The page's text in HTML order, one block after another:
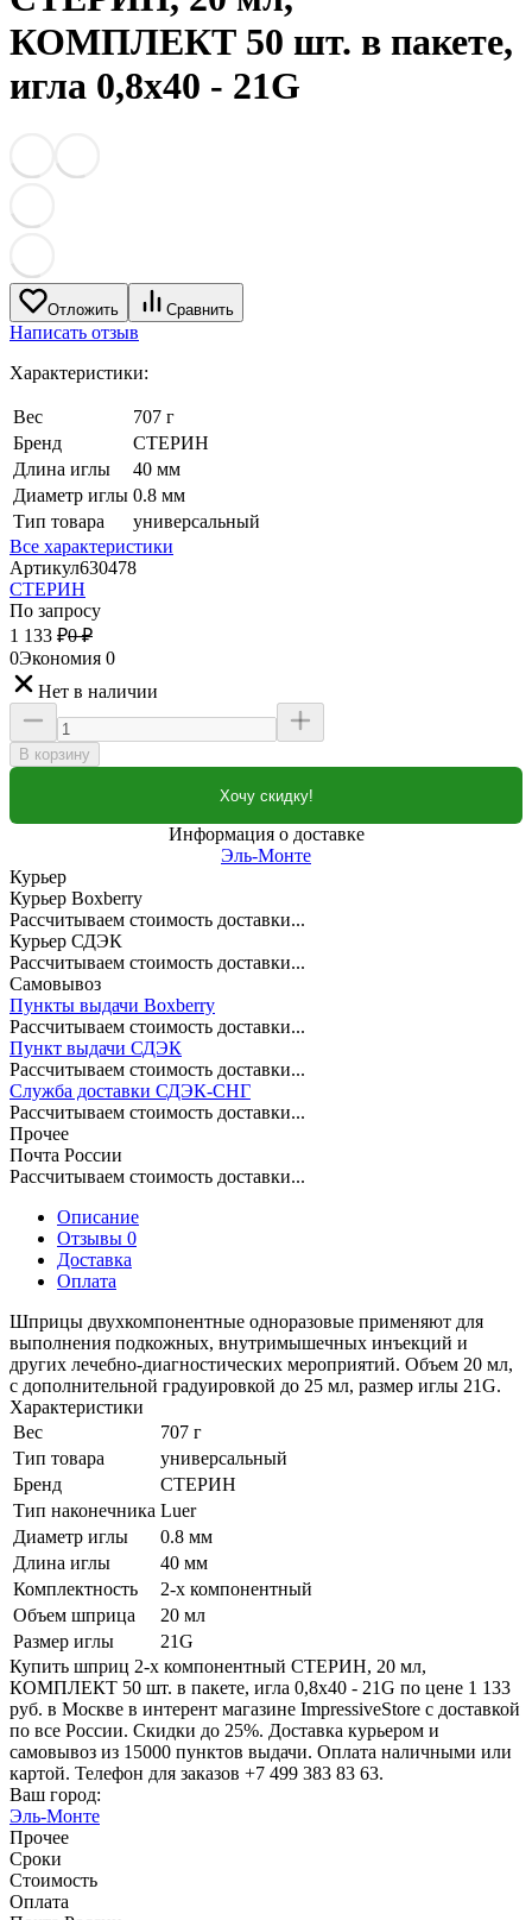
КОМПЛЕКТ 50 шт. в пакете,
игла 0,8х40 - 21G
Отложить Сравнить
Написать отзыв
Характеристики:
Вес
707 г
Бренд
СТЕРИН
Длина иглы
40 мм
Диаметр иглы 0.8 мм
Тип товара
универсальный
Все характеристики
Артикул630478
СТЕРИН
По запросу
1 133 ₽0 ₽
0Экономия 0
Нет в наличии
В корзину
Хочу скидку!
Информация о доставке
Эль-Монте
Курьер
Курьер Boxberry
Рассчитываем стоимость доставки...
Курьер СДЭК
Рассчитываем стоимость доставки...
Самовывоз
Пункты выдачи Boxberry
Рассчитываем стоимость доставки...
Пункт выдачи СДЭК
Рассчитываем стоимость доставки...
Служба доставки СДЭК-СНГ
Рассчитываем стоимость доставки...
Прочее
Почта России
Рассчитываем стоимость доставки...
Описание
Отзывы 0
Доставка
Оплата
Шприцы двухкомпонентные одноразовые применяют для
выполнения подкожных, внутримышечных инъекций и
других лечебно-диагностических мероприятий. Объем 20 мл,
с дополнительной градуировкой до 25 мл, размер иглы 21G.
Характеристики
Вес
707 г
Тип товара
универсальный
Бренд
СТЕРИН
Тип наконечника Luer
Диаметр иглы
0.8 мм
Длина иглы
40 мм
Комплектность
2-х компонентный
Объем шприца
20 мл
Размер иглы
21G
Купить шприц 2-х компонентный СТЕРИН, 20 мл,
КОМПЛЕКТ 50 шт. в пакете, игла 0,8х40 - 21G по цене 1 133
руб. в Москве в интерент магазине ImpressiveStore с доставкой
по все России. Скидки до 25%. Доставка курьером и
самовывоз из 15000 пунктов выдачи. Оплата наличными или
картой. Телефон для заказов +7 499 383 83 63.
Ваш город:
Эль-Монте
Прочее
Сроки
Стоимость
Оплата